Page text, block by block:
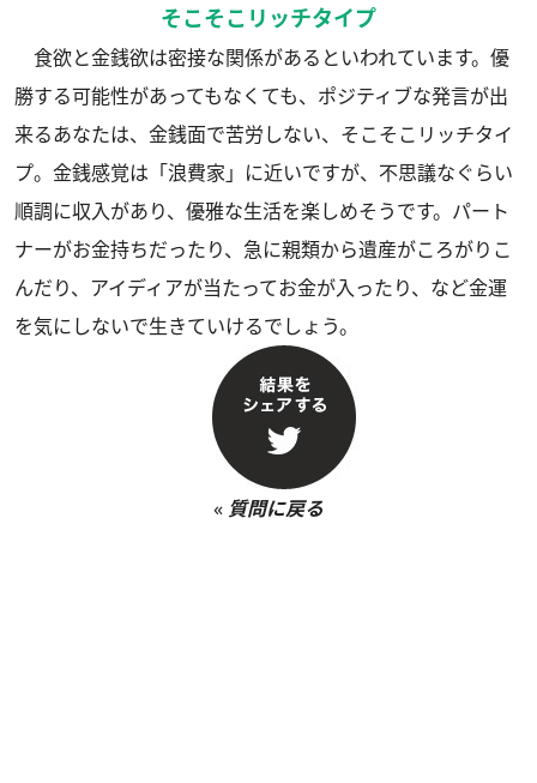
そこそこリッチタイプ
食欲と金銭欲は密接な関係があるといわれています。優
勝する可能性があってもなくても、ポジティブな発言が出
来るあなたは、金銭面で苦労しない、そこそこリッチタイ
プ。金銭感覚は「浪費家」に近いですが、不思議なぐらい
順調に収入があり、優雅な生活を楽しめそうです。パート
ナーがお金持ちだったり、急に親類から遺産がころがりこ
んだり、アイディアが当たってお金が入ったり、など金運
を気にしないで生きていけるでしょう。
« 質問に戻る